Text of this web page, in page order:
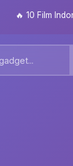
10 Film